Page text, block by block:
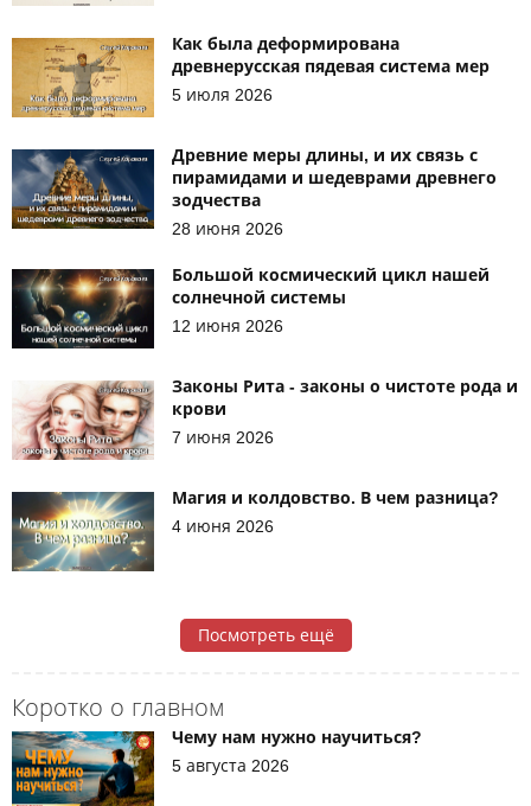
Коротко о главном
Чему нам нужно научиться?
5 августа 2026
Как была деформирована
древнерусская пядевая система мер
5 июля 2026
Древние меры длины, и их связь с
пирамидами и шедеврами древнего
зодчества
28 июня 2026
Большой космический цикл нашей
солнечной системы
12 июня 2026
Законы Рита - законы о чистоте рода и
крови
7 июня 2026
Магия и колдовство. В чем разница?
4 июня 2026
Посмотреть ещё